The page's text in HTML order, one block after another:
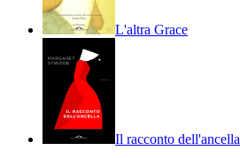
L'altra Grace
Il racconto dell'ancella